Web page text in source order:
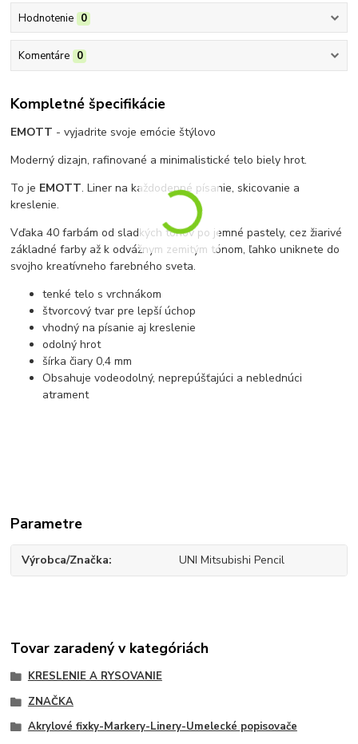
Hodnotenie 0
Komentáre 0
Kompletné špecifikácie
EMOTT - vyjadrite svoje emócie štýlovo
Moderný dizajn, rafinované a minimalistické telo biely hrot.
To je EMOTT. Liner na každodenné písanie, skicovanie a
kreslenie.
Vďaka 40 farbám od sladkých tónov po jemné pastely, cez žiarivé
základné farby až k odvážnym zemitým tónom, ľahko uniknete do
svojho kreatívneho farebného sveta.
tenké telo s vrchnákom
štvorcový tvar pre lepší úchop
vhodný na písanie aj kreslenie
odolný hrot
šírka čiary 0,4 mm
Obsahuje vodeodolný, neprepúšťajúci a neblednúci
atrament
Parametre
Výrobca/Značka UNI Mitsubishi Pencil
Tovar zaradený v kategóriách
KRESLENIE A RYSOVANIE
ZNAČKA
Akrylové fixky-Markery-Linery-Umelecké popisovače